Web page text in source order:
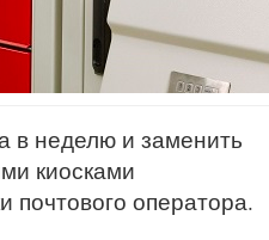
в неделю и заменить
киосками
почтового оператора.